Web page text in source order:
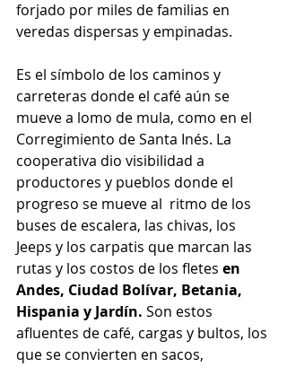
forjado por miles de familias en
veredas dispersas y empinadas.
Es el símbolo de los caminos y
carreteras donde el café aún se
mueve a lomo de mula, como en el
Corregimiento de Santa Inés. La
cooperativa dio visibilidad a
productores y pueblos donde el
progreso se mueve al  ritmo de los
buses de escalera, las chivas, los
Jeeps y los carpatis que marcan las
rutas y los costos de los fletes en
Andes, Ciudad Bolívar, Betania,
Hispania y Jardín. Son estos
afluentes de café, cargas y bultos, los
que se convierten en sacos,